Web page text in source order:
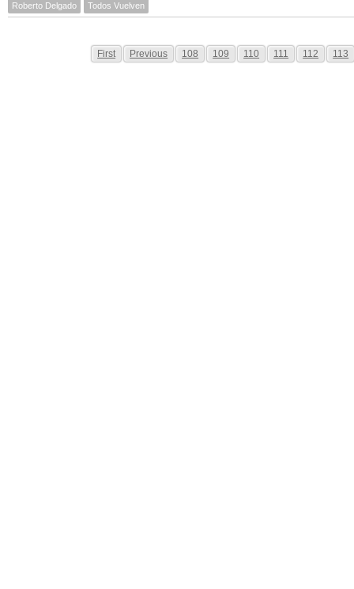
Roberto Delgado
Todos Vuelven
First Previous 108 109 110 111 112 113